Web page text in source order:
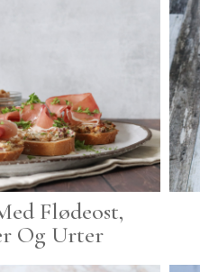
Flødeost,
Og Urter